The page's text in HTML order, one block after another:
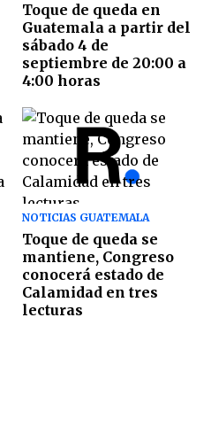
Toque de queda en
Guatemala a partir del
sábado 4 de
septiembre de 20:00 a
4:00 horas
NOTICIAS GUATEMALA
Toque de queda se
mantiene, Congreso
conocerá estado de
Calamidad en tres
lecturas